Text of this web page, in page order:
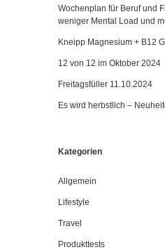
Wochenplan für Beruf und
weniger Mental Load und
Kneipp Magnesium + B12
12 von 12 im Oktober 2024
Freitagsfüller 11.10.2024
Es wird herbstlich –
Kategorien
Allgemein
Lifestyle
Travel
Produkttests